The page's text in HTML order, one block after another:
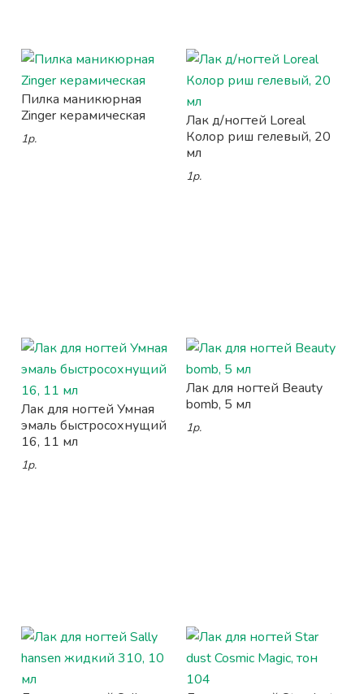
Пилка маникюрная
Zinger керамическая
1р.
Лак д/ногтей Loreal
Колор риш гелевый, 20
мл
1р.
Лак для ногтей Умная
эмаль быстросохнущий
16, 11 мл
1р.
Лак для ногтей Beauty
bomb, 5 мл
1р.